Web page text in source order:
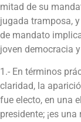
mitad de su
jugada tramposa,
de mandato
joven democracia
1.- En términos
claridad, la
fue electo, en una
presidente; ¡es